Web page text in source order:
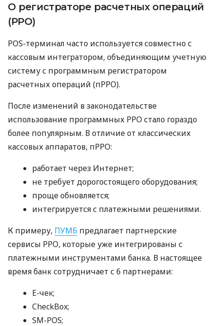
О регистраторе расчетных операций
(РРО)
POS-терминал часто используется совместно с
кассовым интегратором, объединяющим учетную
систему с программным регистратором
расчетных операций (пРРО).
После изменений в законодательстве
использование программных РРО стало гораздо
более популярным. В отличие от классических
кассовых аппаратов, пРРО:
работает через Интернет;
не требует дорогостоящего оборудования;
проще обновляется;
интегрируется с платежными решениями.
К примеру, ПУМБ предлагает партнерские
сервисы РРО, которые уже интегрированы с
платежными инструментами банка. В настоящее
время банк сотрудничает с 6 партнерами:
E-чек;
CheckBox;
SM-POS;